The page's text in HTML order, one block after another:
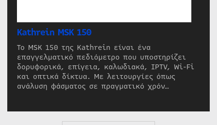
Kathrein MSK 150
Το MSK 150 της Kathrein είναι ένα
επαγγελματικό πεδιόμετρο που υποστηρίζει
δορυφορικά, επίγεια, καλωδιακά, IPTV, Wi-Fi
και οπτικά δίκτυα. Με λειτουργίες όπως
ανάλυση φάσματος σε πραγματικό χρόν…